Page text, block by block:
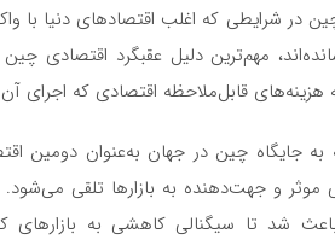
در شرایطی که اغلب اقتصادهای دنیا با
مهم‌ترین دلیل عقبگرد اقتصادی
هزینه‌‌‌های قابل‌ملاحظه اقتصادی که اجرای
به جایگاه چین در جهان به‌‌‌عنوان دومین
موثر و جهت‌‌‌دهنده به بازارها تلقی
شد تا سیگنالی کاهشی به بازارهای